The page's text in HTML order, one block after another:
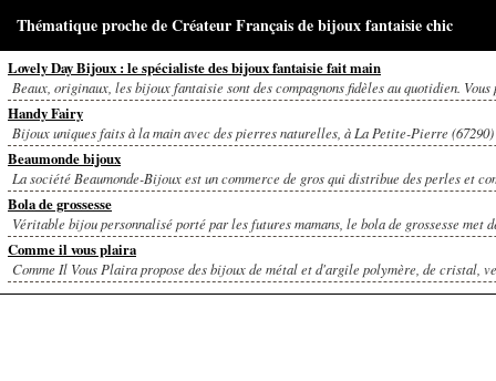
Thématique proche de Créateur Français de bijoux fantaisie chic
Lovely Day Bijoux : le spécialiste des bijoux fantaisie fait main
Beaux, originaux, les bijoux fantaisie sont des compagnons fidèles au quotidien. Vous
Handy Fairy
Bijoux uniques faits à la main avec des pierres naturelles, à La Petite-Pierre (67290)
Beaumonde bijoux
La société Beaumonde-Bijoux est un commerce de gros qui distribue des perles et
Bola de grossesse
Véritable bijou personnalisé porté par les futures mamans, le bola de grossesse met
Comme il vous plaira
Comme Il Vous Plaira propose des bijoux de métal et d'argile polymère, de cristal,